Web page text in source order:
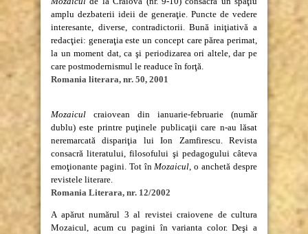
amplu dezbaterii ideii de generaţie. Puncte de vedere
interesante, diverse, contradictorii. Bună iniţiativă a
redacţiei: generaţia este un concept care părea perimat,
la un moment dat, ca şi periodizarea ori altele, dar pe
care postmodernismul le readuce în forţă.
Romania literara, nr. 50, 2001
Mozaicul craiovean din ianuarie-februarie (număr
dublu) este printre puţinele publicaţii care n-au lăsat
neremarcată dispariţia lui Ion Zamfirescu. Revista
consacră literatului, filosofului şi pedagogului câteva
emoţionante pagini. Tot înMozaicul, o anchetă despre
revistele literare.
Romania Literara, nr. 12/2002
A apărut numărul 3 al revistei craiovene de cultura
Mozaicul, acum cu pagini în varianta color. Deşi a